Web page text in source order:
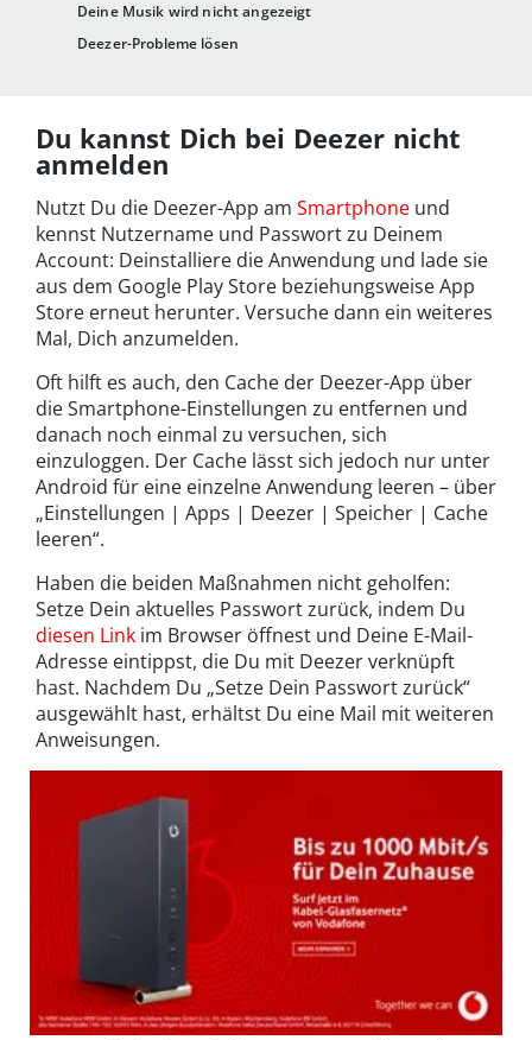
Deine Musik wird nicht angezeigt
Deezer-Probleme lösen
Du kannst Dich bei Deezer nicht
anmelden
Nutzt Du die Deezer-App am Smartphone und
kennst Nutzername und Passwort zu Deinem
Account: Deinstalliere die Anwendung und lade sie
aus dem Google Play Store beziehungsweise App
Store erneut herunter. Versuche dann ein weiteres
Mal, Dich anzumelden.
Oft hilft es auch, den Cache der Deezer-App über
die Smartphone-Einstellungen zu entfernen und
danach noch einmal zu versuchen, sich
einzuloggen. Der Cache lässt sich jedoch nur unter
Android für eine einzelne Anwendung leeren – über
„Einstellungen | Apps | Deezer | Speicher | Cache
leeren“.
Haben die beiden Maßnahmen nicht geholfen:
Setze Dein aktuelles Passwort zurück, indem Du
diesen Link im Browser öffnest und Deine E-Mail-
Adresse eintippst, die Du mit Deezer verknüpft
hast. Nachdem Du „Setze Dein Passwort zurück“
ausgewählt hast, erhältst Du eine Mail mit weiteren
Anweisungen.